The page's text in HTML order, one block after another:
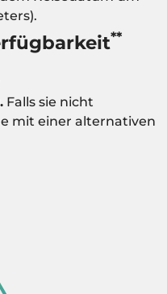
**
Falls sie nicht
mit einer alternativen